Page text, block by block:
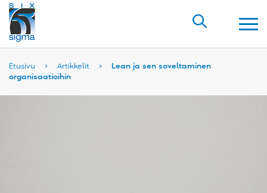
Etusivu › Artikkelit ›
Lean ja sen soveltaminen
organisaatioihin